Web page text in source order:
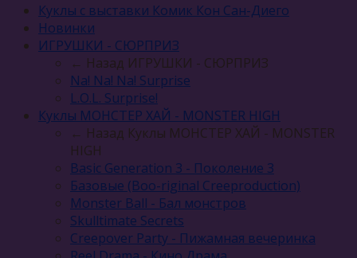
Куклы с выставки Комик Кон Сан-Диего
Новинки
ИГРУШКИ - СЮРПРИЗ
← Назад ИГРУШКИ - СЮРПРИЗ
Na! Na! Na! Surprise
L.O.L. Surprise!
Куклы МОНСТЕР ХАЙ - MONSTER HIGH
← Назад Куклы МОНСТЕР ХАЙ - MONSTER
HIGH
Basic Generation 3 - Поколение 3
Базовые (Boo-riginal Creeproduction)
Monster Ball - Бал монстров
Skulltimate Secrets
Creepover Party - Пижамная вечеринка